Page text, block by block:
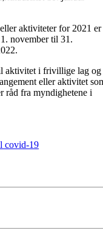
aktiviteter for 2021 er
november til 31.
aktivitet i frivillige lag og
eller aktivitet
råd fra myndighetene i
covid-19